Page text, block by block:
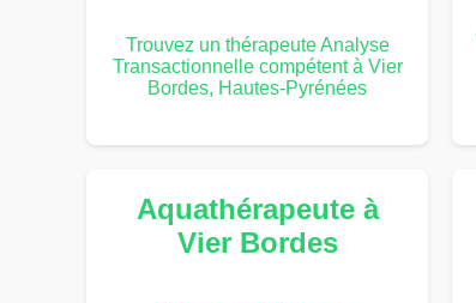
Trouvez un thérapeute Analyse
Transactionnelle compétent à Vier
Bordes, Hautes-Pyrénées
Aquathérapeute à
Vier Bordes